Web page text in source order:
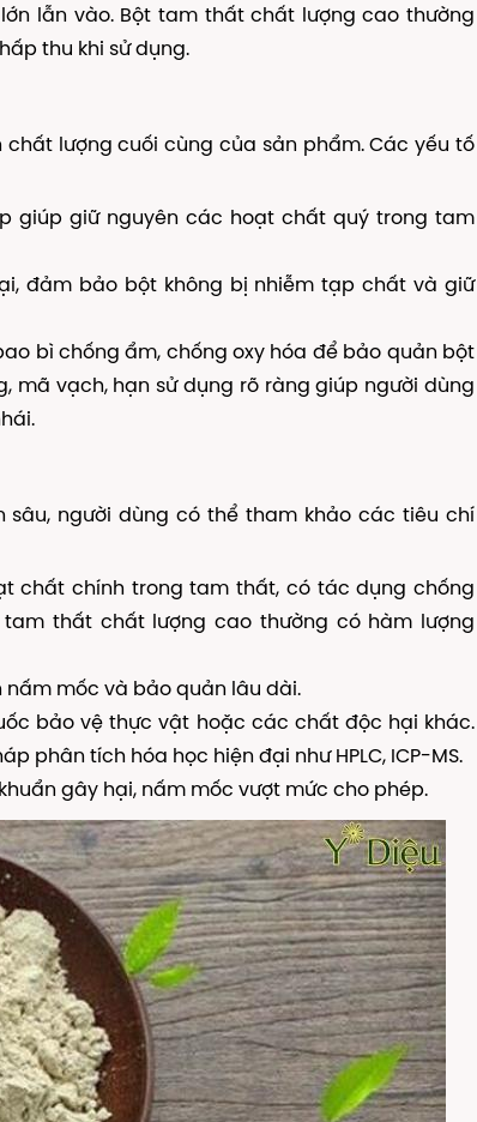
lẫn vào. Bột tam thất chất lượng cao thường
thu khi sử dụng.
lượng cuối cùng của sản phẩm. Các yếu tố
giúp giữ nguyên các hoạt chất quý trong tam
đảm bảo bột không bị nhiễm tạp chất và giữ
bì chống ẩm, chống oxy hóa để bảo quản bột
mã vạch, hạn sử dụng rõ ràng giúp người dùng
người dùng có thể tham khảo các tiêu chí
chất chính trong tam thất, có tác dụng chống
thất chất lượng cao thường có hàm lượng
mốc và bảo quản lâu dài.
bảo vệ thực vật hoặc các chất độc hại khác.
phân tích hóa học hiện đại như HPLC, ICP-MS.
gây hại, nấm mốc vượt mức cho phép.